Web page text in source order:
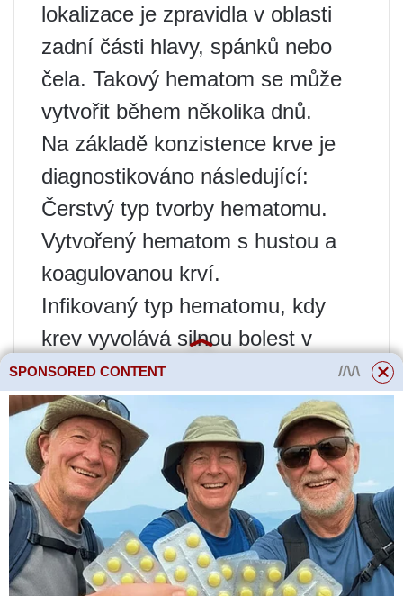
lokalizace je zpravidla v oblasti
zadní části hlavy, spánků nebo
čela. Takový hematom se může
vytvořit během několika dnů.
Na základě konzistence krve je
diagnostikováno následující:
Čerstvý typ tvorby hematomu.
Vytvořený hematom s hustou a
koagulovanou krví.
Infikovaný typ hematomu, kdy
krev vyvolává silnou bolest v
důsledku infekce vstupující do
poraněných tkáňových struktur.
Hnisavý hematom, který je mezi
ostatními hematomy
nejnepříznivějším stavem.
Ve vztahu k cévní tkáni může
nebo nemusí hematom pulzovat.
SPONSORED CONTENT